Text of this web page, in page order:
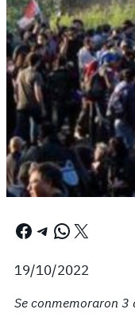
Facebook Telegram WhatsApp X
19/10/2022
Se conmemoraron 3